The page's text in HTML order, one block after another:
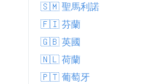
🇸🇲 聖馬利諾
🇫🇮 芬蘭
🇬🇧 英國
🇳🇱 荷蘭
🇵🇹 葡萄牙